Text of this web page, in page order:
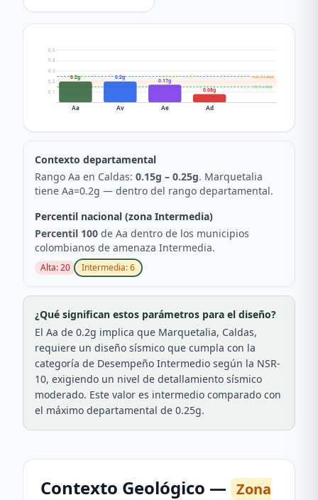
0.1
0.2
0.3
0.4
0.5
máx Aa dept.
mín Aa dept.
0.2g
Aa
0.2g
Av
0.17g
Ae
0.08g
Ad
Contexto departamental
Rango Aa en Caldas: 0.15g – 0.25g. Marquetalia
tiene Aa=0.2g — dentro del rango departamental.
Percentil nacional (zona Intermedia)
Percentil 100 de Aa dentro de los municipios
colombianos de amenaza Intermedia.
Alta:20 Intermedia:6
¿Qué significan estos parámetros para el diseño?
El Aa de 0.2g implica que Marquetalia, Caldas,
requiere un diseño sísmico que cumpla con la
categoría de Desempeño Intermedio según la NSR-
10, exigiendo un nivel de detallamiento sísmico
moderado. Este valor es intermedio comparado con
el máximo departamental de 0.25g.
Contexto Geológico — Zona